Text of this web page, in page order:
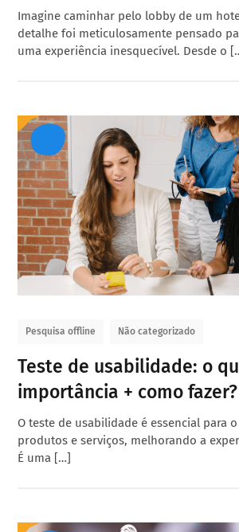
Imagine caminhar pelo lobby de um
detalhe foi meticulosamente pensado
uma experiência inesquecível. Desde o
Pesquisa offline Não categorizado
Teste de usabilidade: o
importância + como fazer?
O teste de usabilidade é essencial para
produtos e serviços, melhorando a
É uma […]